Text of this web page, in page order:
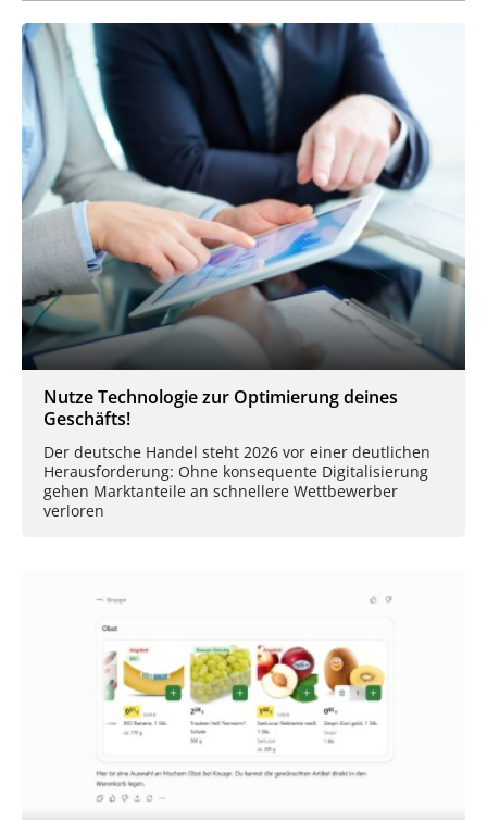
Nutze Technologie zur Optimierung deines
Geschäfts!
Der deutsche Handel steht 2026 vor einer deutlichen
Herausforderung: Ohne konsequente Digitalisierung
gehen Marktanteile an schnellere Wettbewerber
verloren